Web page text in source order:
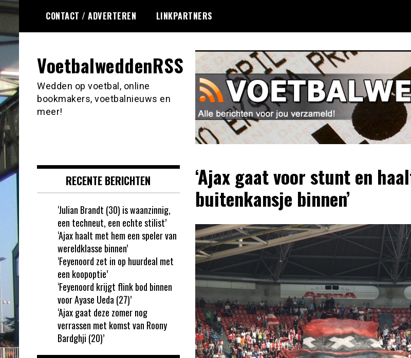
Ga
naar
de
inhoud
CONTACT / ADVERTEREN LINKPARTNERS
VoetbalweddenRSS
Wedden op voetbal, online
bookmakers, voetbalnieuws en
meer!
‘Ajax gaat voor stunt en
buitenkansje binnen’
RECENTE BERICHTEN
‘Julian Brandt (30) is waanzinnig,
een techneut, een echte stilist’
‘Ajax haalt met hem een speler van
wereldklasse binnen’
‘Feyenoord zet in op huurdeal met
een koopoptie’
‘Feyenoord krijgt flink bod binnen
voor Ayase Ueda (27)’
‘Ajax gaat deze zomer nog
verrassen met komst van Roony
Bardghji (20)’